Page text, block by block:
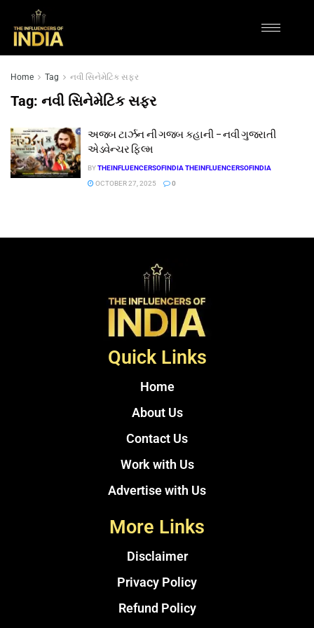
Home Tag નવી સિનેમેટિક સફર
Tag: નવી સિનેમેટિક સફર
અજબ ટાર્ઝન ની ગજબ કહાની – નવી ગુજરાતી
એડવેન્ચર ફિલ્મ
BYTHEINFLUENCERSOFINDIA THEINFLUENCERSOFINDIA
OCTOBER 27, 2025
0
Quick Links
Home
About Us
Contact Us
Work with Us
Advertise with Us
More Links
Disclaimer
Privacy Policy
Refund Policy